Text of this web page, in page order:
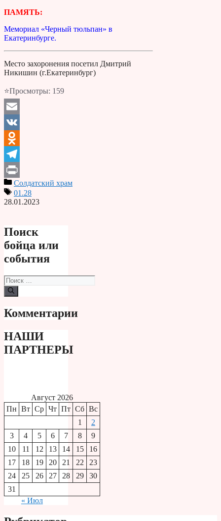
ПАМЯТЬ:
Мемориал «Черный тюльпан» в
Екатеринбурге.
Место захоронения посетил Дмитрий
Никишин (г.Екатеринбург)
⭐Просмотры: 159
Email
VK
Odnoklassniki
Telegram
PrintСолдатский храм
01.28
28.01.2023
Поиск
бойца или
события
Поиск:
Комментарии
НАШИ
ПАРТНЕРЫ
Август 2026
Пн Вт Ср Чт Пт Сб Вс
1
2
3
4 5 6 7 8
9
10
11 12 13 14 15
16
17
18 19 20 21 22
23
24
25 26 27 28 29
30
31
« Июл